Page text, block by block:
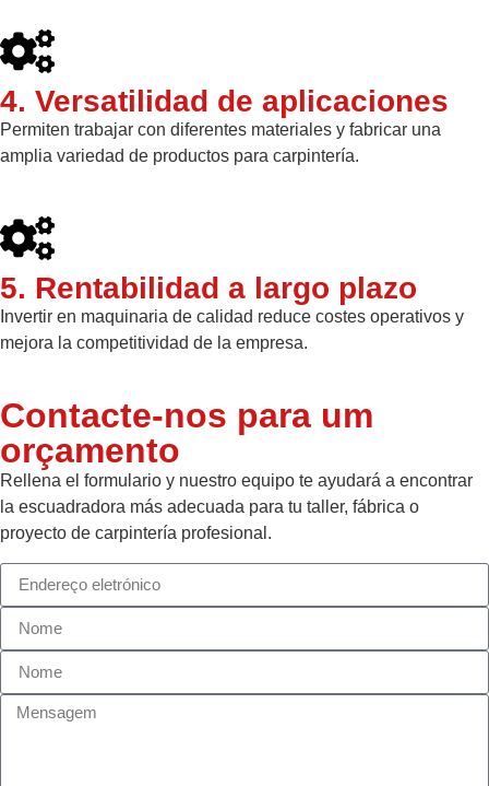
4. Versatilidad de aplicaciones
Permiten trabajar con diferentes materiales y fabricar una
amplia variedad de productos para carpintería.
5. Rentabilidad a largo plazo
Invertir en maquinaria de calidad reduce costes operativos y
mejora la competitividad de la empresa.
Contacte-nos para um
orçamento
Rellena el formulario y nuestro equipo te ayudará a encontrar
la escuadradora más adecuada para tu taller, fábrica o
proyecto de carpintería profesional.